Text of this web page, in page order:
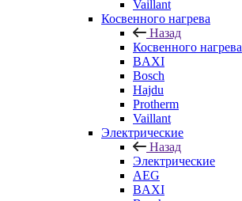
Vaillant
Косвенного нагрева
Назад
Косвенного нагрева
BAXI
Bosch
Hajdu
Protherm
Vaillant
Электрические
Назад
Электрические
AEG
BAXI